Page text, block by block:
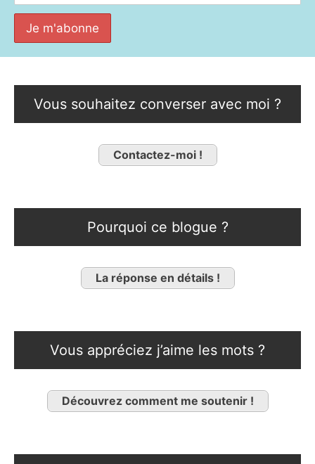
Vous souhaitez converser avec moi ?
Contactez-moi !
Pourquoi ce blogue ?
La réponse en détails !
Vous appréciez j’aime les mots ?
Découvrez comment me soutenir !